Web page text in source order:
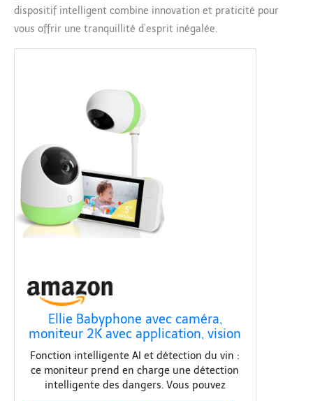
dispositif intelligent combine innovation et praticité pour
vous offrir une tranquillité d’esprit inégalée.
Ellie Babyphone avec caméra,
moniteur 2K avec application, vision
nocturne, audio bidirectionnel,
détection AI Cry, analyse du
sommeil, capteur de température et
d'humidité
Fonction intelligente AI et détection du vin :
ce moniteur prend en charge une détection
intelligente des dangers. Vous pouvez